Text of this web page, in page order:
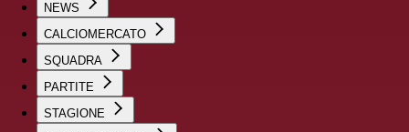
NEWS
CALCIOMERCATO
SQUADRA
PARTITE
STAGIONE